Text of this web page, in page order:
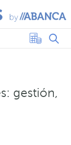
gestión,